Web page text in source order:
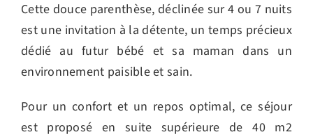
Cette douce parenthèse, déclinée sur 4 ou 7 nuits
est une invitation à la détente, un temps précieux
dédié au futur bébé et sa maman dans un
environnement paisible et sain.
Pour un confort et un repos optimal, ce séjour
est proposé en suite supérieure de 40 m2